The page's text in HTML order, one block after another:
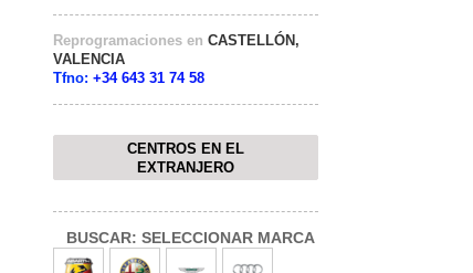
Reprogramaciones en CASTELLÓN,
VALENCIA
Tfno: +34 643 31 74 58
CENTROS EN EL
EXTRANJERO
BUSCAR: SELECCIONAR MARCA